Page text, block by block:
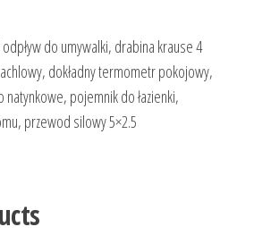
do umywalki, drabina krause 4
dokładny termometr pokojowy,
natynkowe, pojemnik do łazienki,
przewod silowy 5×2.5